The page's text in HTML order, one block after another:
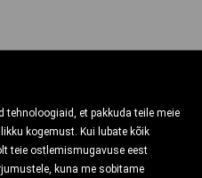
tehnoloogiaid, et pakkuda teile meie
kogemust. Kui lubate kõik
teie ostlemismugavuse eest
kuna me sobitame